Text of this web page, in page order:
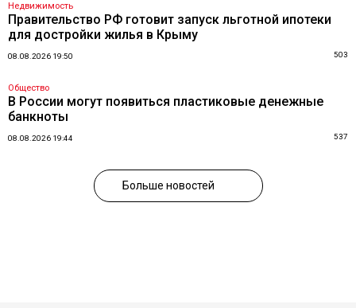
Недвижимость
Правительство РФ готовит запуск льготной ипотеки
для достройки жилья в Крыму
08.08.2026 19:50 503
Общество
В России могут появиться пластиковые денежные
банкноты
08.08.2026 19:44 537
Больше новостей